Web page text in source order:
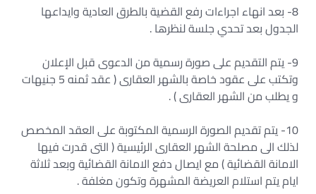
8- بعد انهاء اجراءات رفع القضية بالطرق العادية وايداعها
الجدول بعد تحدي جلسة لنظرها .
9- يتم التقديم على صورة رسمية من الدعوى قبل الإعلان
وتكتب على عقود خاصة بالشهر العقارى ( عقد ثمنه 5 جنيهات
و يطلب من الشهر العقارى ) .
10- يتم تقديم الصورة الرسمية المكتوبة على العقد المخصص
لذلك الى مصلحة الشهر العقارى الرئيسية ( التى قدرت فيها
الامانة القضائية ) مع ايصال دفع الامانة القضائية وبعد ثلاثة
ايام يتم استلام العريضة المشهرة وتكون مغلفة .